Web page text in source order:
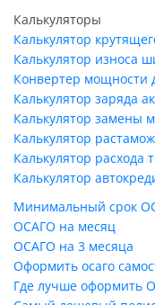
Калькуляторы
Калькулятор
Калькулятор износа
Конвертер мощности
Калькулятор заряда
Калькулятор замены
Калькулятор
Калькулятор расхода
Калькулятор
Минимальный срок
ОСАГО на месяц
ОСАГО на 3 месяца
Оформить осаго
Где лучше оформить